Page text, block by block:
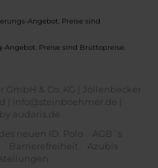
Angebot. Preise sind
Preise sind Bruttopreise.
& Co. KG | Jöllenbecker
| info@steinboehmer.de |
audaris.de
neuen ID. Polo
AGB´s
Barrierefreiheit
Azubis